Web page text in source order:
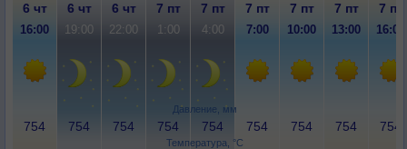
Давление, мм
Температура, °C
6 чт 6 чт 6 чт 7 пт 7 пт 7 пт 7 пт 7 пт 7 пт
16:00 19:00 22:00 1:00 4:00 7:00 10:00 13:00 16:00
754 754 754 754 754 754 754 754 754